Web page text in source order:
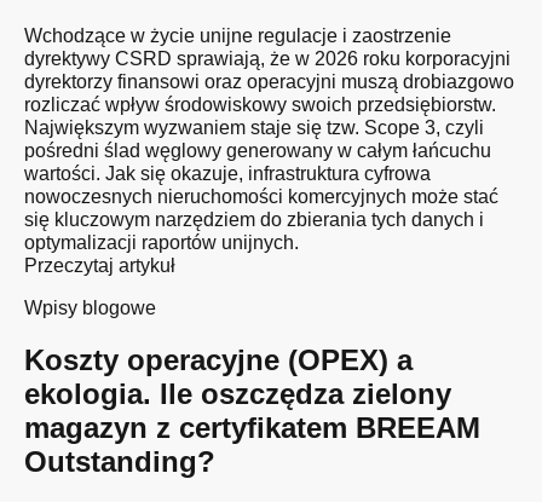
Wchodzące w życie unijne regulacje i zaostrzenie
dyrektywy CSRD sprawiają, że w 2026 roku korporacyjni
dyrektorzy finansowi oraz operacyjni muszą drobiazgowo
rozliczać wpływ środowiskowy swoich przedsiębiorstw.
Największym wyzwaniem staje się tzw. Scope 3, czyli
pośredni ślad węglowy generowany w całym łańcuchu
wartości. Jak się okazuje, infrastruktura cyfrowa
nowoczesnych nieruchomości komercyjnych może stać
się kluczowym narzędziem do zbierania tych danych i
optymalizacji raportów unijnych.
Przeczytaj artykuł
Wpisy blogowe
Koszty operacyjne (OPEX) a
ekologia. Ile oszczędza zielony
magazyn z certyfikatem BREEAM
Outstanding?